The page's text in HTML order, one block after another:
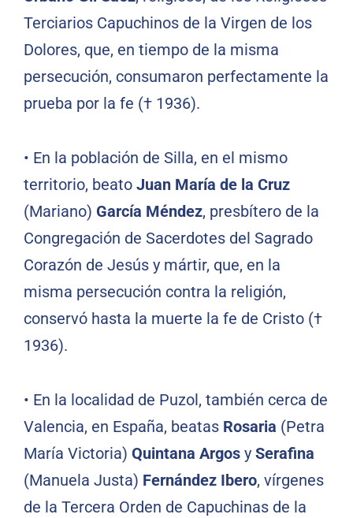
Terciarios Capuchinos de la Virgen de los
Dolores, que, en tiempo de la misma
persecución, consumaron perfectamente la
prueba por la fe († 1936).
• En la población de Silla, en el mismo
territorio, beato Juan María de la Cruz
(Mariano) García Méndez, presbítero de la
Congregación de Sacerdotes del Sagrado
Corazón de Jesús y mártir, que, en la
misma persecución contra la religión,
conservó hasta la muerte la fe de Cristo (†
1936).
• En la localidad de Puzol, también cerca de
Valencia, en España, beatas Rosaria (Petra
María Victoria) Quintana Argos y Serafina
(Manuela Justa) Fernández Ibero, vírgenes
de la Tercera Orden de Capuchinas de la